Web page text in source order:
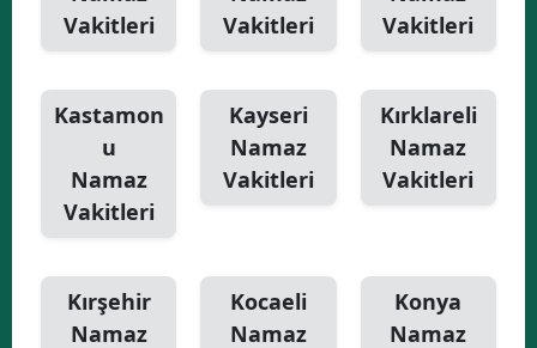
Vakitleri
Vakitleri
Vakitleri
Kastamon
u
Namaz
Vakitleri
Kayseri
Namaz
Vakitleri
Kırklareli
Namaz
Vakitleri
Kırşehir
Namaz
Kocaeli
Namaz
Konya
Namaz